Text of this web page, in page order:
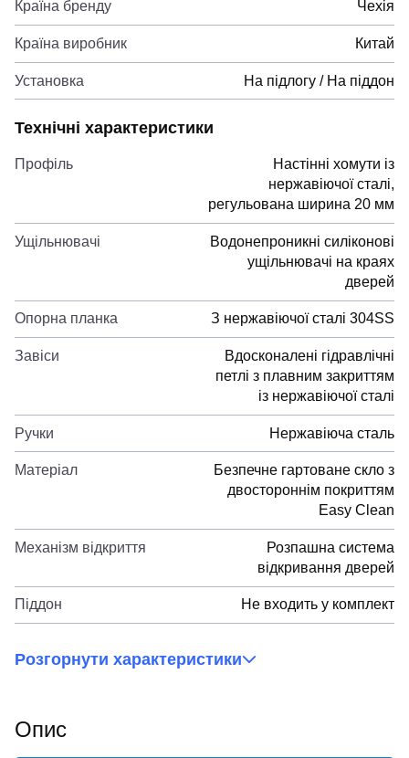
Країна бренду Чехія
Країна виробник Китай
Установка На підлогу / На піддон
Технічні характеристики
Профіль
Настінні хомути із
нержавіючої сталі,
регульована ширина 20 мм
Ущільнювачі
Водонепроникні силіконові
ущільнювачі на краях
дверей
Опорна планка З нержавіючої сталі 304SS
Завіси
Вдосконалені гідравлічні
петлі з плавним закриттям
із нержавіючої сталі
Ручки Нержавіюча сталь
Матеріал
Безпечне гартоване скло з
двостороннім покриттям
Easy Clean
Механізм відкриття
Розпашна система
відкривання дверей
Піддон Не входить у комплект
Розгорнути характеристики
Опис